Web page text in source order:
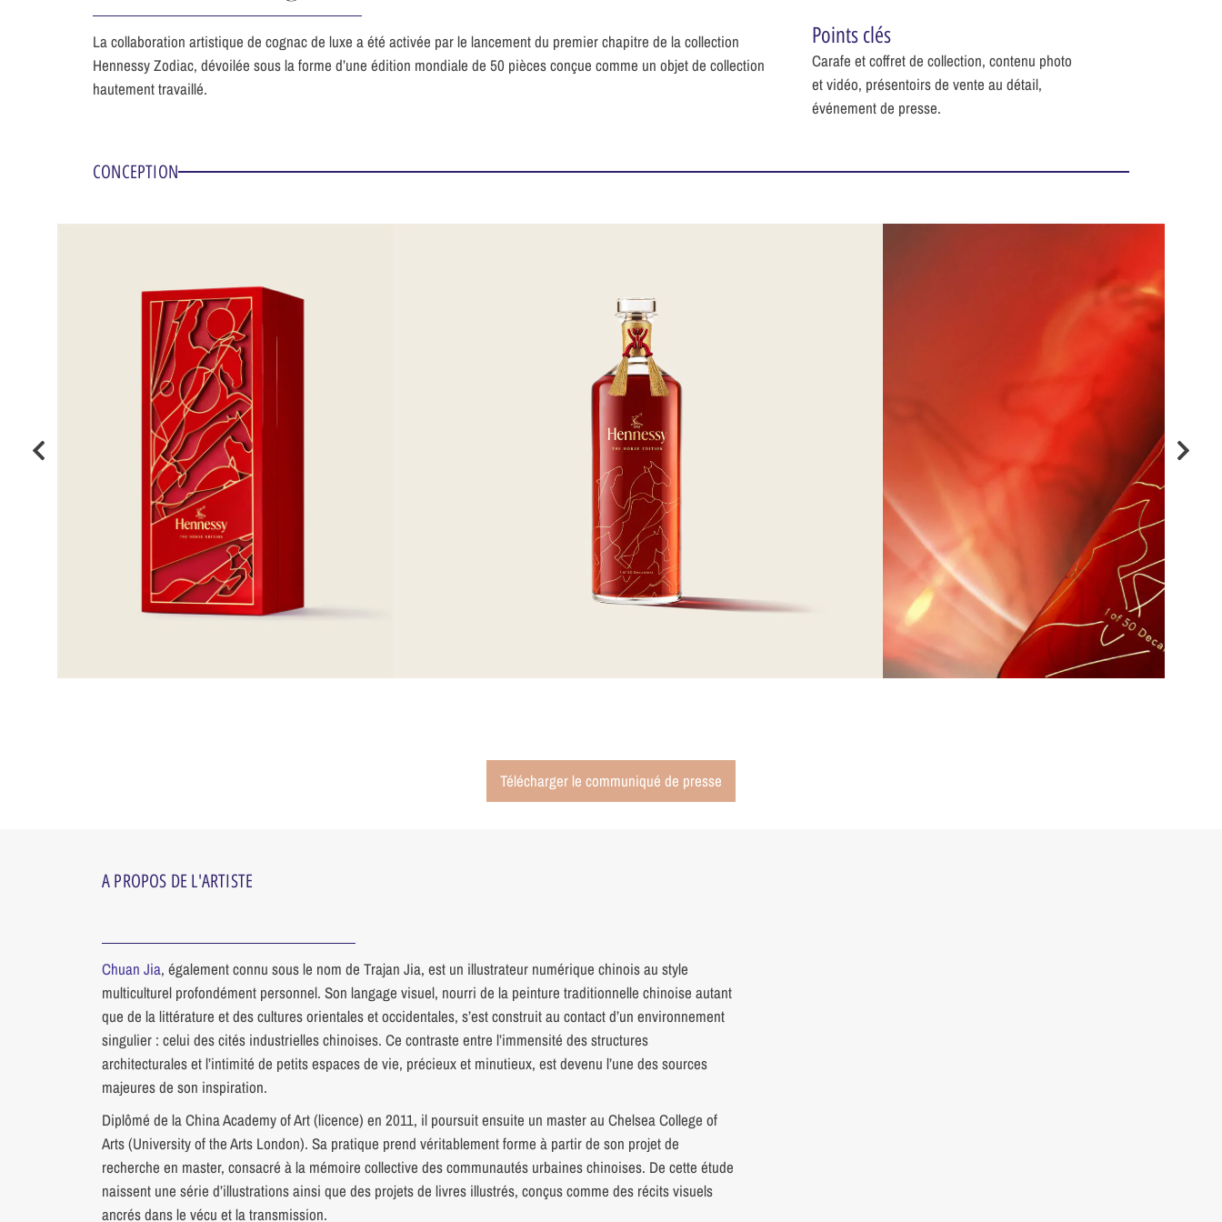
La collaboration artistique de cognac de luxe a été activée par le lancement du premier chapitre de la collection
Hennessy Zodiac, dévoilée sous la forme d’une édition mondiale de 50 pièces conçue comme un objet de collection
hautement travaillé.
Points clés
Carafe et coffret de collection, contenu photo
et vidéo, présentoirs de vente au détail,
événement de presse.
CONCEPTION
Télécharger le communiqué de presse
A PROPOS DE L'ARTISTE
Chuan Jia, également connu sous le nom de Trajan Jia, est un illustrateur numérique chinois au style
multiculturel profondément personnel. Son langage visuel, nourri de la peinture traditionnelle chinoise autant
que de la littérature et des cultures orientales et occidentales, s’est construit au contact d’un environnement
singulier : celui des cités industrielles chinoises. Ce contraste entre l’immensité des structures
architecturales et l’intimité de petits espaces de vie, précieux et minutieux, est devenu l’une des sources
majeures de son inspiration.
Diplômé de la China Academy of Art (licence) en 2011, il poursuit ensuite un master au Chelsea College of
Arts (University of the Arts London). Sa pratique prend véritablement forme à partir de son projet de
recherche en master, consacré à la mémoire collective des communautés urbaines chinoises. De cette étude
naissent une série d’illustrations ainsi que des projets de livres illustrés, conçus comme des récits visuels
ancrés dans le vécu et la transmission.